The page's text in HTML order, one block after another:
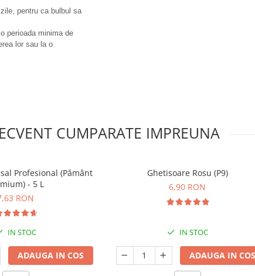
pentru ca bulbul sa
perioada minima de
lor sau la o
CUMPARATE IMPREUNA
Profesional (Pământ
- 5 L
RON
IN STOC
ADAUGA IN COS
Ghetisoare Rosu (P9)
6,90 RON
IN STOC
ADAUGA IN COS